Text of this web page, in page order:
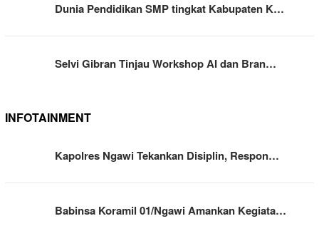
Dunia Pendidikan SMP tingkat Kabupaten K…
Selvi Gibran Tinjau Workshop AI dan Bran…
INFOTAINMENT
Kapolres Ngawi Tekankan Disiplin, Respon…
Babinsa Koramil 01/Ngawi Amankan Kegiata…